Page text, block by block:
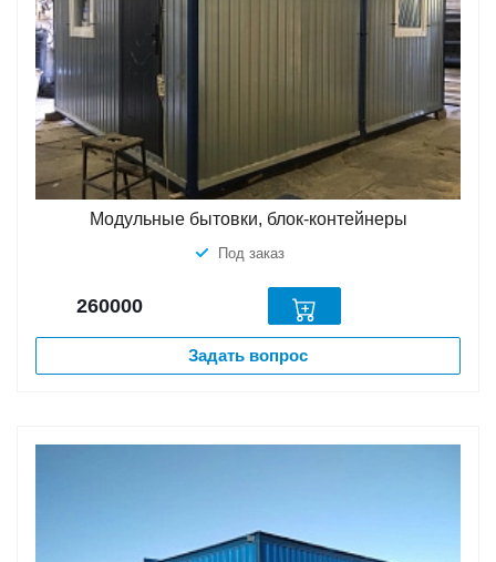
Модульные бытовки, блок-контейнеры
Под заказ
260000
Задать вопрос